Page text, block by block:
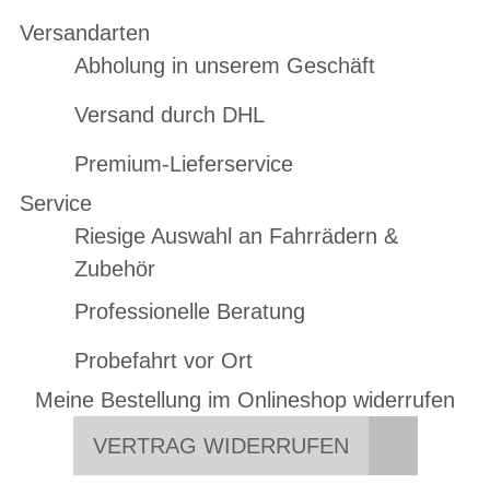
Versandarten
Abholung in unserem Geschäft
Versand durch DHL
Premium-Lieferservice
Service
Riesige Auswahl an Fahrrädern &
Zubehör
Professionelle Beratung
Probefahrt vor Ort
Meine Bestellung im Onlineshop widerrufen
VERTRAG WIDERRUFEN